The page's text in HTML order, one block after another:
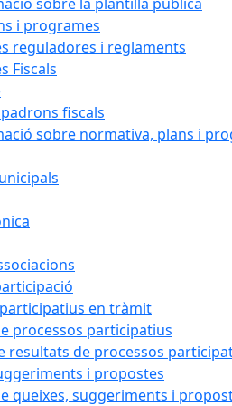
i programes
reguladores i reglaments
Fiscals
fiscals
sobre normativa, plans i
en tràmit
processos participatius
resultats de processos
i propostes
queixes, suggeriments i